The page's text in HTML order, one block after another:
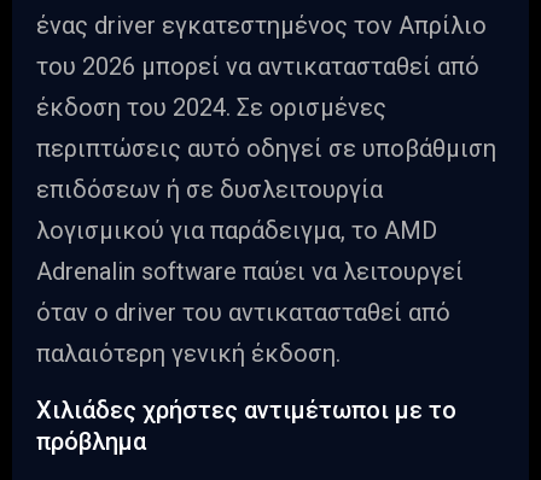
ένας driver εγκατεστημένος τον Απρίλιο
του 2026 μπορεί να αντικατασταθεί από
έκδοση του 2024. Σε ορισμένες
περιπτώσεις αυτό οδηγεί σε υποβάθμιση
επιδόσεων ή σε δυσλειτουργία
λογισμικού για παράδειγμα, το AMD
Adrenalin software παύει να λειτουργεί
όταν ο driver του αντικατασταθεί από
παλαιότερη γενική έκδοση.
Χιλιάδες χρήστες αντιμέτωποι με το
πρόβλημα